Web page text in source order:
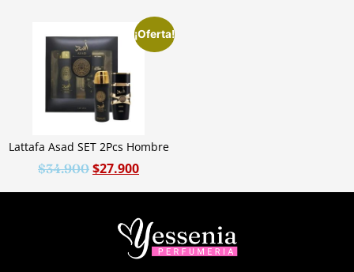
¡Oferta!
Lattafa Asad SET 2Pcs Hombre
$34.900 $27.900